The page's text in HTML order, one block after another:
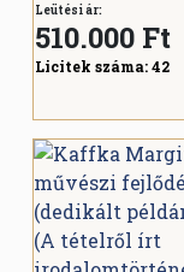
Leütési ár:
510.000 Ft
Licitek száma:42